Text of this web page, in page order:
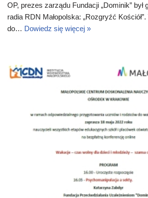
OP, prezes zarządu Fundacji „Dominik” był
radia RDN Małopolska: „Rozgryźć
do… Dowiedz się więcej »